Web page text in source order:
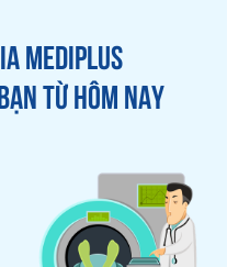
MEDIPLUS
từ hôm nay